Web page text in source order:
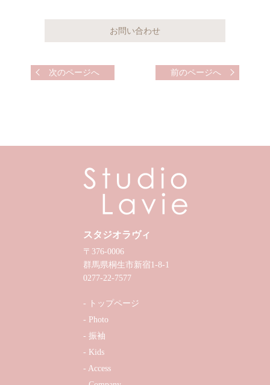
次のページへ 前のページへ
スタジオラヴィ
〒376-0006
群馬県桐生市新宿1-8-1
0277-22-7577
トップページ
Photo
振袖
Kids
Access